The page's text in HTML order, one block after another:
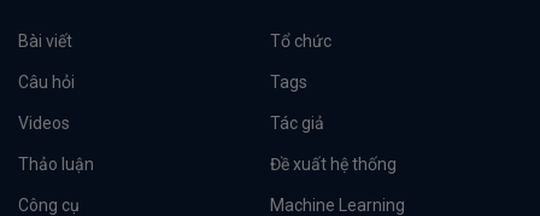
Bài viết Tổ chức
Câu hỏi Tags
Videos Tác giả
Thảo luận Đề xuất hệ thống
Công cụ Machine Learning